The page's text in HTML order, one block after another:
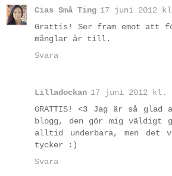
Cias Små Ting 17 juni 2012
Grattis! Ser fram emot att
månglar år till.
Svara
Lilladockan 17 juni 2012 kl.
GRATTIS! <3 Jag är så
blogg, den gör mig väldigt
alltid underbara, men det
tycker :)
Svara